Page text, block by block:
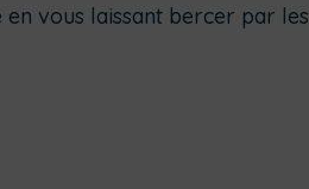
vous laissant bercer par les